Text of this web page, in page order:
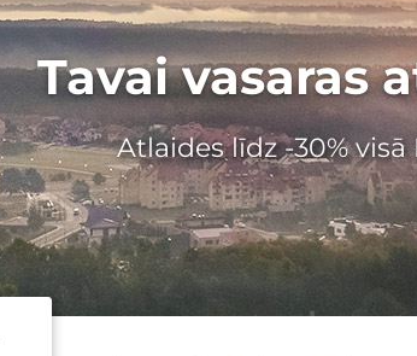
Tavai vasaras
Atlaides līdz -30%